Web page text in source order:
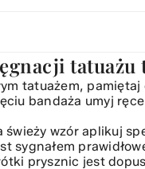
tuż po wyjściu z
zaczerwienieniem i
w pierwszych
jest kluczowa dla
pielęgnacji?
tatuażem,
bandaża umyj
świeży wzór aplikuj
sygnałem
prysznic jest